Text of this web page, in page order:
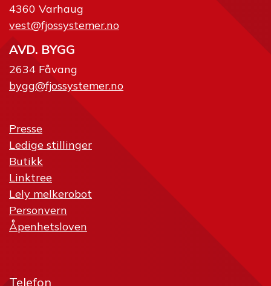
4360 Varhaug
vest@fjossystemer.no
AVD. BYGG
2634 Fåvang
bygg@fjossystemer.no
Presse
Ledige stillinger
Butikk
Linktree
Lely melkerobot
Personvern
Åpenhetsloven
Telefon